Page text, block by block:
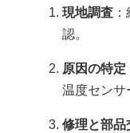
現地調査
認。
原因の特定
温度センサ
修理と部品